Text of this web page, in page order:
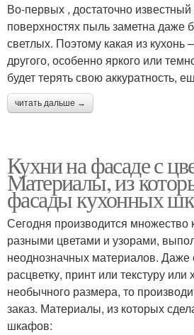
Во-первых , достаточно
поверхностях пыль заметна даже
светлых. Поэтому какая из
другого, особенно яркого или
будет терять свою аккуратность,
читать дальше →
Кухни на фасаде с
Материалы, из
фасады кухонных
Сегодня производится
разными цветами и узорами,
неоднозначных материалов. Даже
расцветку, принт или текстуру
необычного размера, то
заказ. Материалы, из которых
шкафов: